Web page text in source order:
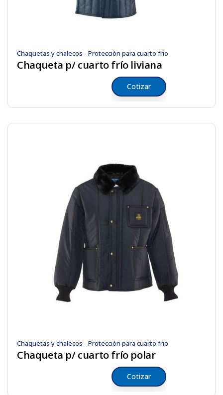
Chaquetas y chalecos - Protección para cuarto frio
Chaqueta p/ cuarto frío liviana
Cotizar
Chaquetas y chalecos - Protección para cuarto frio
Chaqueta p/ cuarto frío polar
Cotizar